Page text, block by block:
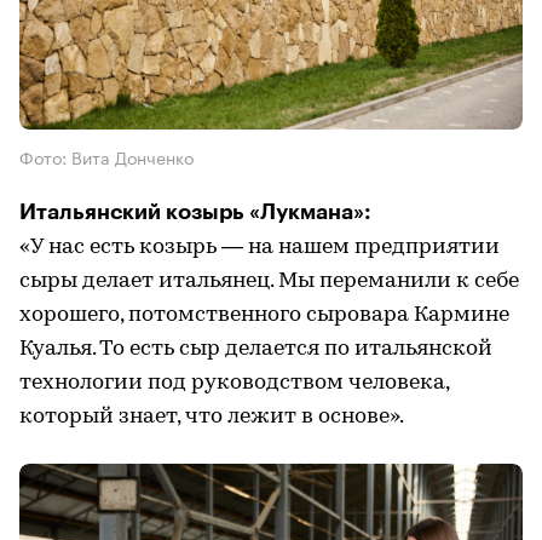
Фото: Вита Донченко
Итальянский козырь «Лукмана»:
«У нас есть козырь — на нашем предприятии
сыры делает итальянец. Мы переманили к себе
хорошего, потомственного сыровара Кармине
Куалья. То есть сыр делается по итальянской
технологии под руководством человека,
который знает, что лежит в основе».